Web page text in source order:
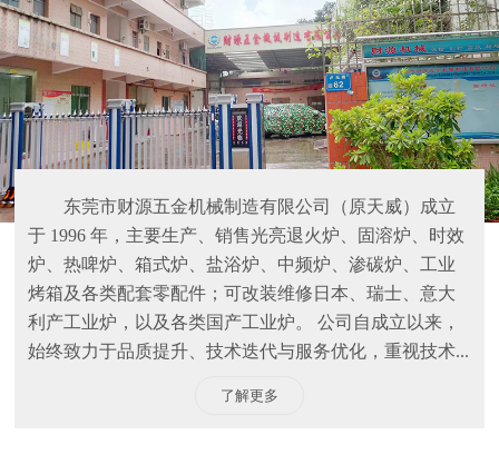
东莞市财源五金机械制造有限公司（原天威）成立
于 1996 年，主要生产、销售光亮退火炉、固溶炉、时效
炉、热啤炉、箱式炉、盐浴炉、中频炉、渗碳炉、工业
烤箱及各类配套零配件；可改装维修日本、瑞士、意大
利产工业炉，以及各类国产工业炉。 公司自成立以来，
始终致力于品质提升、技术迭代与服务优化，重视技术...
了解更多